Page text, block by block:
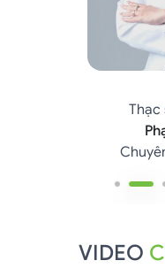
Thạc
VIDEO